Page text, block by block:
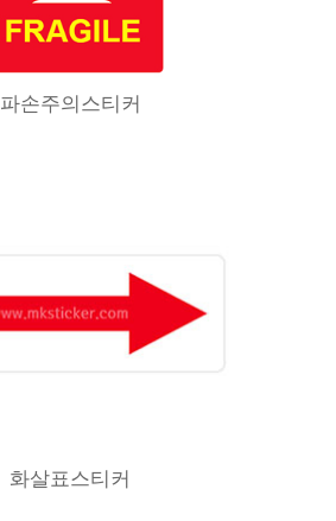
파손주의스티커
화살표스티커